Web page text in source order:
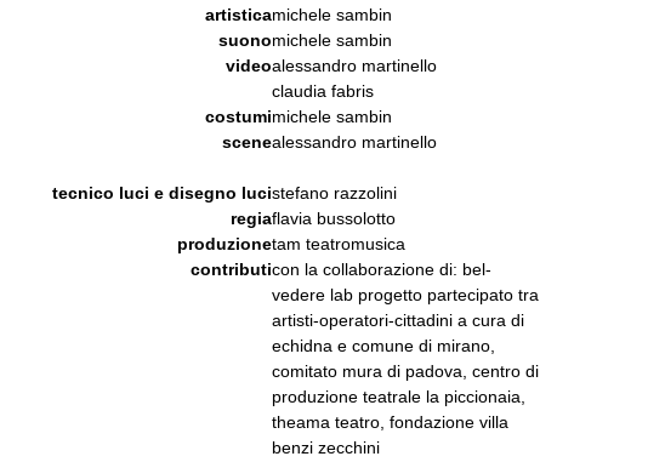
artistica
suono
video
costumi
scene
tecnico luci e disegno luci
regia
produzione
contributi
michele sambin
michele sambin
alessandro martinello
claudia fabris
michele sambin
alessandro martinello
stefano razzolini
flavia bussolotto
tam teatromusica
con la collaborazione di: bel-
vedere lab progetto partecipato tra
artisti-operatori-cittadini a cura di
echidna e comune di mirano,
comitato mura di padova, centro di
produzione teatrale la piccionaia,
theama teatro, fondazione villa
benzi zecchini